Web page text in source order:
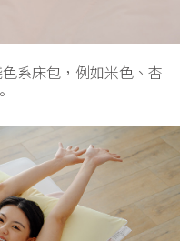
系床包，例如米色、杏